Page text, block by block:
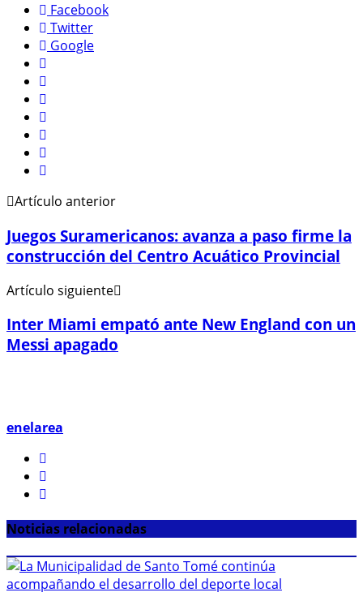
Facebook
Twitter
Google
Artículo anterior
Juegos Suramericanos: avanza a paso firme la
construcción del Centro Acuático Provincial
Artículo siguiente
Inter Miami empató ante New England con un
Messi apagado
enelarea
Noticias relacionadas